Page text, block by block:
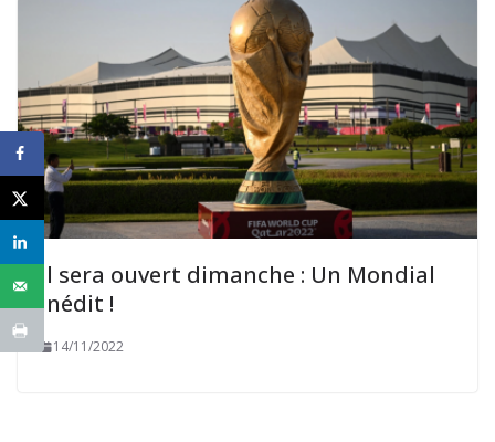
Il sera ouvert dimanche : Un Mondial
inédit !
14/11/2022